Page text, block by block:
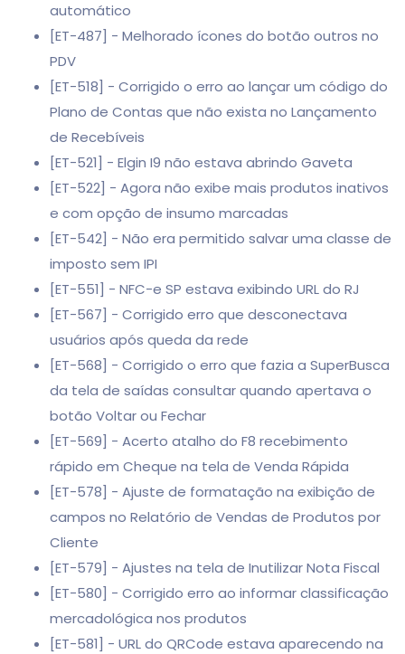
automático
[ET-487] - Melhorado ícones do botão outros no
PDV
[ET-518] - Corrigido o erro ao lançar um código do
Plano de Contas que não exista no Lançamento
de Recebíveis
[ET-521] - Elgin I9 não estava abrindo Gaveta
[ET-522] - Agora não exibe mais produtos inativos
e com opção de insumo marcadas
[ET-542] - Não era permitido salvar uma classe de
imposto sem IPI
[ET-551] - NFC-e SP estava exibindo URL do RJ
[ET-567] - Corrigido erro que desconectava
usuários após queda da rede
[ET-568] - Corrigido o erro que fazia a SuperBusca
da tela de saídas consultar quando apertava o
botão Voltar ou Fechar
[ET-569] - Acerto atalho do F8 recebimento
rápido em Cheque na tela de Venda Rápida
[ET-578] - Ajuste de formatação na exibição de
campos no Relatório de Vendas de Produtos por
Cliente
[ET-579] - Ajustes na tela de Inutilizar Nota Fiscal
[ET-580] - Corrigido erro ao informar classificação
mercadológica nos produtos
[ET-581] - URL do QRCode estava aparecendo na